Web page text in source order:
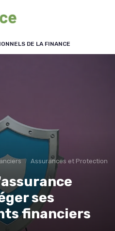
DE LA FINANCE
Assurances et Protections
ses
financiers